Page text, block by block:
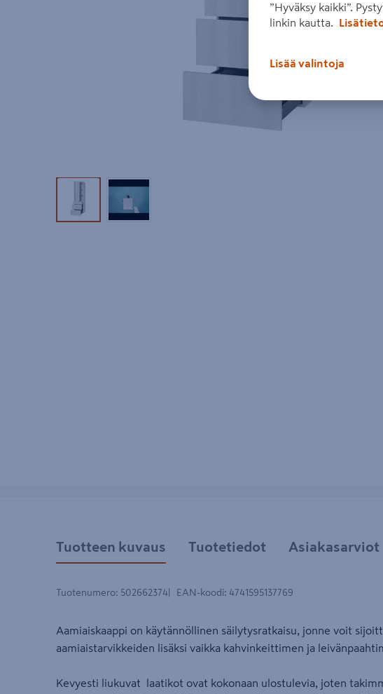
Tuotekuva 1Tuotekuva 2
Tuotteen kuvaus Tuotetiedot Asiakasarviot
Tuotenumero: 502662374 EAN-koodi: 4741595137769
Aamiaiskaappi on käytännöllinen säilytysratkaisu, jonne voit
aamiaistarvikkeiden lisäksi vaikka kahvinkeittimen ja
Kevyesti liukuvat laatikot ovat kokonaan ulostulevia, joten
”Hyväksy kaikki”.
linkin kautta.
Lisää valintoja